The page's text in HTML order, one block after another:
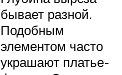
бывает разной.
Подобным
элементом часто
украшают платье-